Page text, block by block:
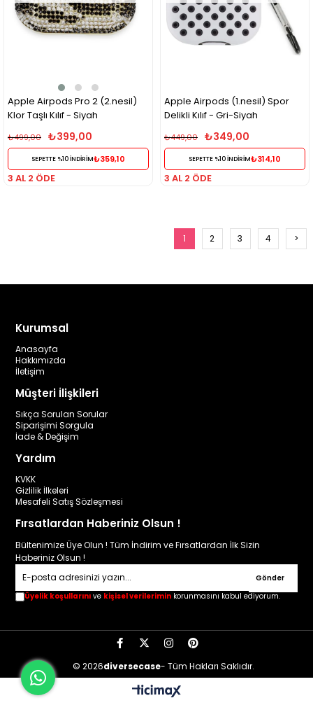
Apple Airpods Pro 2 (2.nesil)
Klor Taşlı Kılıf - Siyah
₺399,00
₺499,00
SEPETTE %10 İNDİRİM₺359,10
3 AL 2 ÖDE
Apple Airpods (1.nesil) Spor
Delikli Kılıf - Gri-Siyah
₺349,00
₺449,00
SEPETTE %10 İNDİRİM₺314,10
3 AL 2 ÖDE
1 2 3 4 >
Kurumsal
Anasayfa
Hakkımızda
İletişim
Müşteri İlişkileri
Sıkça Sorulan Sorular
Siparişimi Sorgula
İade & Değişim
Yardım
KVKK
Gizlilik İlkeleri
Mesafeli Satış Sözleşmesi
Fırsatlardan Haberiniz Olsun !
Bültenimize Üye Olun ! Tüm İndirim ve Fırsatlardan İlk Sizin
Haberiniz Olsun !
Gönder
Üyelik koşullarını ve kişisel verilerimin korunmasını kabul ediyorum.
© 2026diversecase- Tüm Hakları Saklıdır.